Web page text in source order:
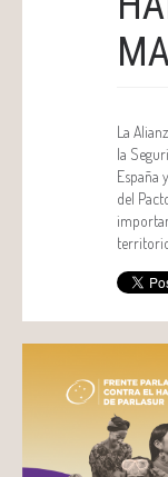
La
la
España
del